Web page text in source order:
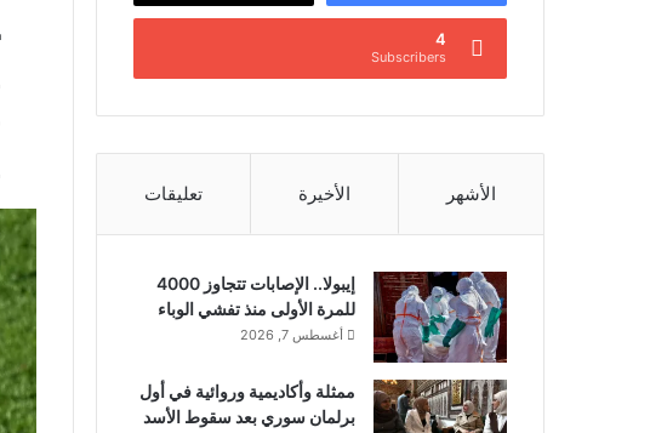
4
Subscribers
الأشهر الأخيرة تعليقات
إيبولا.. الإصابات تتجاوز 4000
للمرة الأولى منذ تفشي الوباء
أغسطس 7, 2026
ممثلة وأكاديمية وروائية في أول
برلمان سوري بعد سقوط الأسد